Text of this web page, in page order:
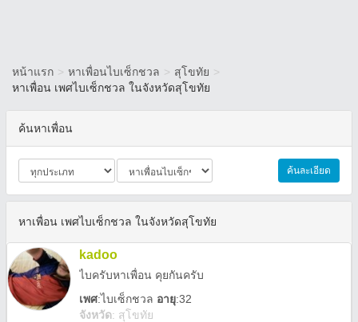
หน้าแรก > หาเพื่อนไบเซ็กชวล > สุโขทัย >
หาเพื่อน เพศไบเซ็กชวล ในจังหวัดสุโขทัย
ค้นหาเพื่อน
ค้นละเอียด
หาเพื่อน เพศไบเซ็กชวล ในจังหวัดสุโขทัย
kadoo
ไบครับหาเพื่อน คุยกันครับ
เพศ:ไบเซ็กชวล อายุ:32
จังหวัด: สุโขทัย